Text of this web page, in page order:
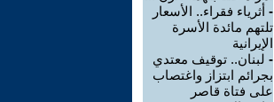
- أثرياء فقراء.. الأسعار
تلتهم مائدة الأسرة
الإيرانية
- لبنان.. توقيف معتدي
بجرائم ابتزاز واغتصاب
على فتاة قاصر